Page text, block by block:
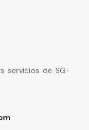
servicios de SG-